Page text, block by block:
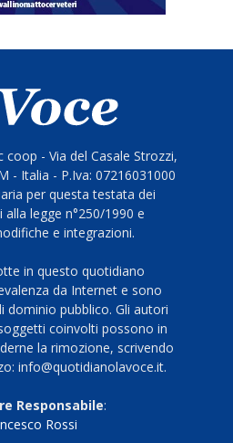
coop - Via del Casale Strozzi,
- Italia - P.Iva: 07216031000
per questa testata dei
legge n°250/1990 e
e integrazioni.
in questo quotidiano
da Internet e sono
dominio pubblico. Gli autori
coinvolti possono in
la rimozione, scrivendo
info@quotidianolavoce.it.
Responsabile:
Rossi